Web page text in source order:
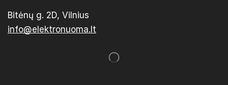
Bitėnų g. 2D, Vilnius
info@elektronuoma.lt